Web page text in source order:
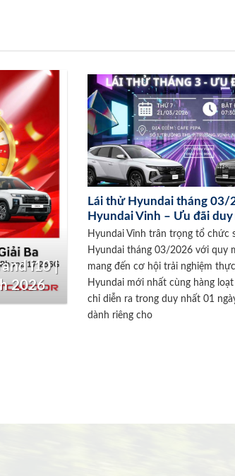
i10 |
2026
Lái thử Hyundai tháng 03/
Hyundai Vinh – Ưu đãi
Hyundai Vinh trân trọng tổ chức
Hyundai tháng 03/2026 với quy
mang đến cơ hội trải nghiệm
Hyundai mới nhất cùng hàng
chỉ diễn ra trong duy nhất 01
dành riêng cho